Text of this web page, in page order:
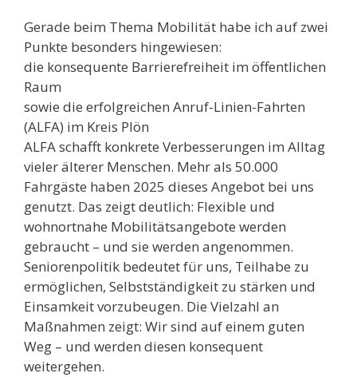
Gerade beim Thema Mobilität habe ich auf zwei
Punkte besonders hingewiesen:
die konsequente Barrierefreiheit im öffentlichen
Raum
sowie die erfolgreichen Anruf-Linien-Fahrten
(ALFA) im Kreis Plön
ALFA schafft konkrete Verbesserungen im Alltag
vieler älterer Menschen. Mehr als 50.000
Fahrgäste haben 2025 dieses Angebot bei uns
genutzt. Das zeigt deutlich: Flexible und
wohnortnahe Mobilitätsangebote werden
gebraucht – und sie werden angenommen.
Seniorenpolitik bedeutet für uns, Teilhabe zu
ermöglichen, Selbstständigkeit zu stärken und
Einsamkeit vorzubeugen. Die Vielzahl an
Maßnahmen zeigt: Wir sind auf einem guten
Weg – und werden diesen konsequent
weitergehen.